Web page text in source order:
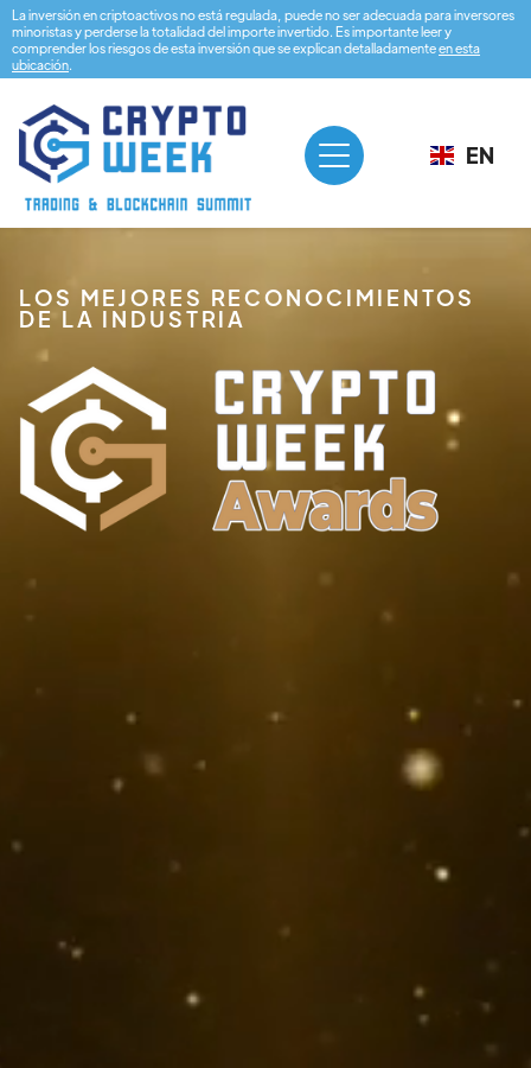
La inversión en criptoactivos no está regulada, puede no ser adecuada para inversores
minoristas y perderse la totalidad del importe invertido. Es importante leer y
comprender los riesgos de esta inversión que se explican detalladamenteen esta
ubicación.
EN
LOS MEJORES RECONOCIMIENTOS
DE LA INDUSTRIA